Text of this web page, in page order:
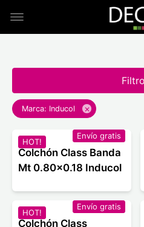
Marca: Inducol ×
HOT!
Envío gratis
Colchón Class Banda
Mt 0.80x0.18 Inducol
HOT!
Envío gratis
Colchón Class